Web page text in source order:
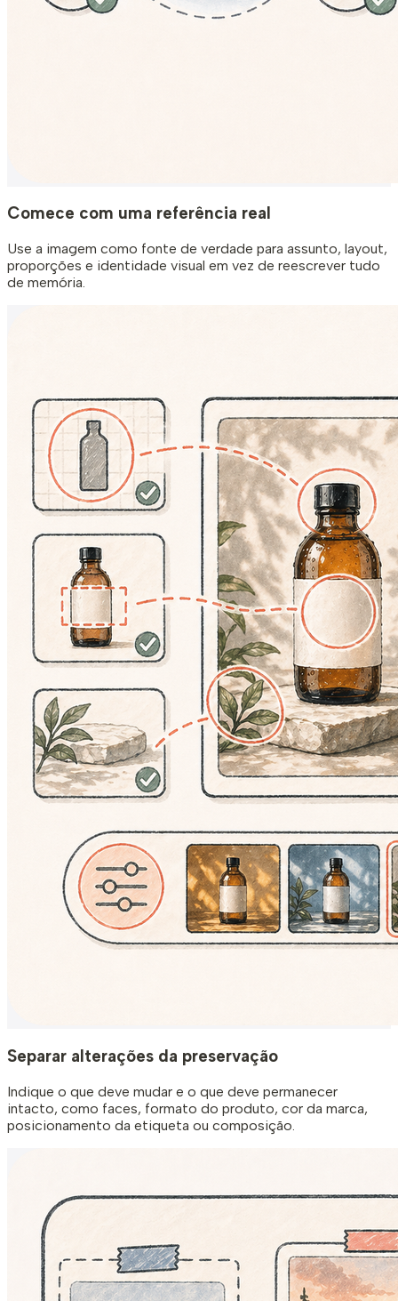
Comece com uma referência real
Use a imagem como fonte de verdade para assunto, layout,
proporções e identidade visual em vez de reescrever tudo
de memória.
Separar alterações da preservação
Indique o que deve mudar e o que deve permanecer
intacto, como faces, formato do produto, cor da marca,
posicionamento da etiqueta ou composição.